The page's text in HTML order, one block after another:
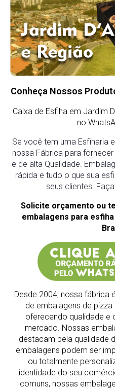
Conheça Nossos
Caixa de Esfiha em Jardim
no
Se você tem uma Esfiharia
nossa Fábrica para
e de alta Qualidade.
rápida e tudo o que sua
seus clientes.
Solicite orçamento ou
embalagens para
Desde 2004, nossa fábrica
de embalagens de
oferecendo qualidade
mercado. Nossas
destacam pela qualidade
embalagens podem ser
ou totalmente
identidade do seu
comuns, nossas